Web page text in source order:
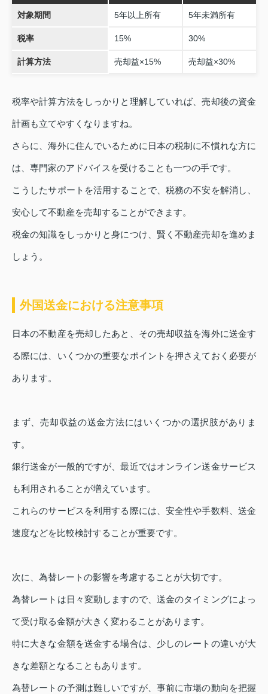
対象期間 5年以上所有 5年未満所有
税率 15% 30%
計算方法 売却益×15% 売却益×30%
税率や計算方法をしっかりと理解していれば、売却後の資金
計画も立てやすくなりますね。
さらに、海外に住んでいるために日本の税制に不慣れな方に
は、専門家のアドバイスを受けることも一つの手です。
こうしたサポートを活用することで、税務の不安を解消し、
安心して不動産を売却することができます。
税金の知識をしっかりと身につけ、賢く不動産売却を進めま
しょう。
外国送金における注意事項
日本の不動産を売却したあと、その売却収益を海外に送金す
る際には、いくつかの重要なポイントを押さえておく必要が
あります。
まず、売却収益の送金方法にはいくつかの選択肢がありま
す。
銀行送金が一般的ですが、最近ではオンライン送金サービス
も利用されることが増えています。
これらのサービスを利用する際には、安全性や手数料、送金
速度などを比較検討することが重要です。
次に、為替レートの影響を考慮することが大切です。
為替レートは日々変動しますので、送金のタイミングによっ
て受け取る金額が大きく変わることがあります。
特に大きな金額を送金する場合は、少しのレートの違いが大
きな差額となることもあります。
為替レートの予測は難しいですが、事前に市場の動向を把握